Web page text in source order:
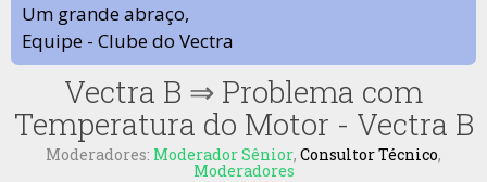
Um grande abraço,
Equipe - Clube do Vectra
Vectra B ⇒ Problema com
Temperatura do Motor - Vectra B
Moderadores: Moderador Sênior, Consultor Técnico,
Moderadores